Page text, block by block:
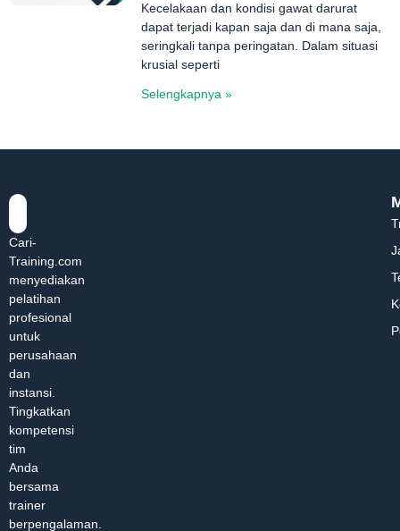
Kecelakaan dan kondisi gawat darurat
dapat terjadi kapan saja dan di mana saja,
seringkali tanpa peringatan. Dalam situasi
krusial seperti
Selengkapnya »
Cari-
Training.com
menyediakan
pelatihan
profesional
untuk
perusahaan
dan
instansi.
Tingkatkan
kompetensi
tim
Anda
bersama
trainer
berpengalaman.